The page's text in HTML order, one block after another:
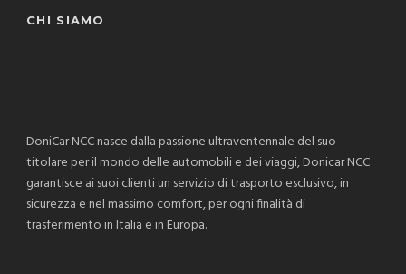
CHI SIAMO
DoniCar NCC nasce dalla passione ultraventennale del suo
titolare per il mondo delle automobili e dei viaggi, Donicar NCC
garantisce ai suoi clienti un servizio di trasporto esclusivo, in
sicurezza e nel massimo comfort, per ogni finalità di
trasferimento in Italia e in Europa.